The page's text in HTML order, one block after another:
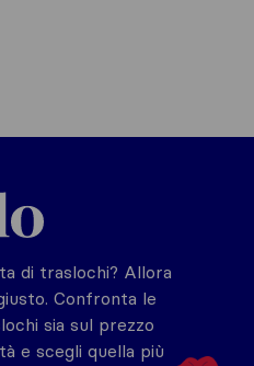
di traslochi? Allora
Confronta le
sia sul prezzo
e scegli quella più